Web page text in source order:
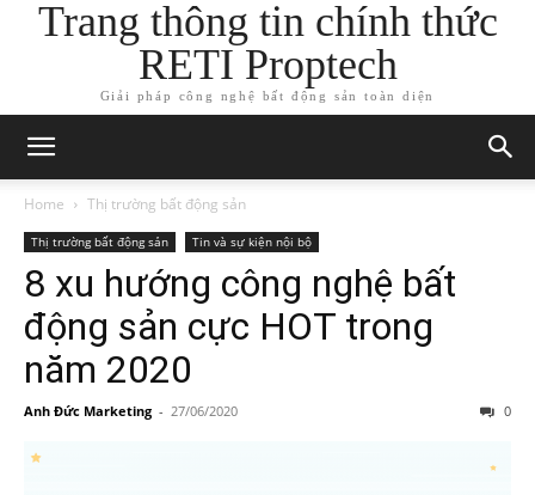
Trang thông tin chính thức
RETI Proptech
Giải pháp công nghệ bất động sản toàn diện
Home Thị trường bất động sản
Thị trường bất động sản Tin và sự kiện nội bộ
8 xu hướng công nghệ bất
động sản cực HOT trong
năm 2020
Anh Đức Marketing - 27/06/2020 0